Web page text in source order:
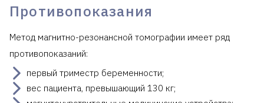
Противопоказания
Метод магнитно-резонансной томографии имеет ряд
противопоказаний:
первый триместр беременности;
вес пациента, превышающий 130 кг;